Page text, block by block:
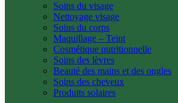
Soins du visage
Nettoyage visage
Soins du corps
Maquillage – Teint
Cosmétique nutritionnelle
Soins des lèvres
Beauté des mains et des ongles
Soins des cheveux
Produits solaires